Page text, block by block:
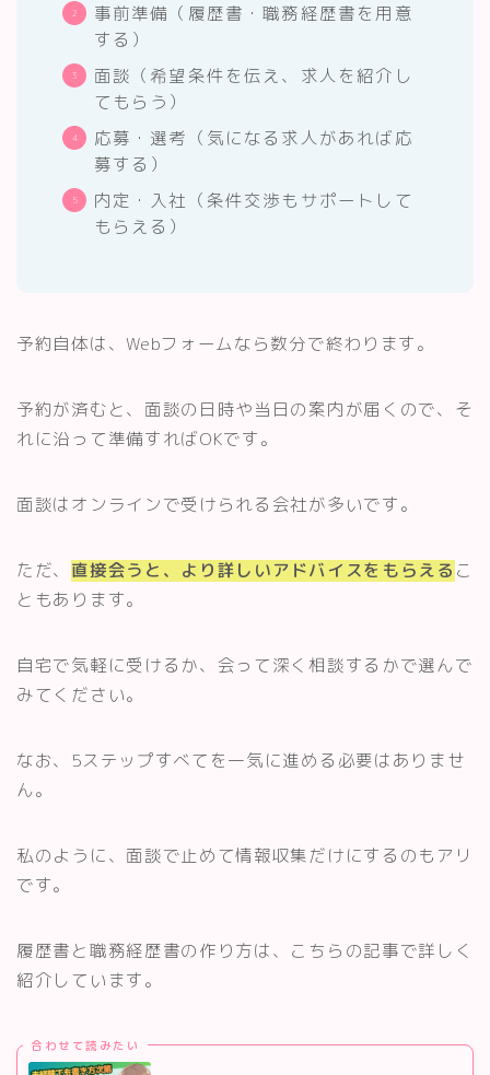
事前準備（履歴書・職務経歴書を用意
する）
面談（希望条件を伝え、求人を紹介し
てもらう）
応募・選考（気になる求人があれば応
募する）
内定・入社（条件交渉もサポートして
もらえる）
予約自体は、Webフォームなら数分で終わります。
予約が済むと、面談の日時や当日の案内が届くので、そ
れに沿って準備すればOKです。
面談はオンラインで受けられる会社が多いです。
ただ、 直接会うと、より詳しいアドバイスをもらえる こ
ともあります。
自宅で気軽に受けるか、会って深く相談するかで選んで
みてください。
なお、5ステップすべてを一気に進める必要はありませ
ん。
私のように、面談で止めて情報収集だけにするのもアリ
です。
履歴書と職務経歴書の作り方は、こちらの記事で詳しく
紹介しています。
合わせて読みたい